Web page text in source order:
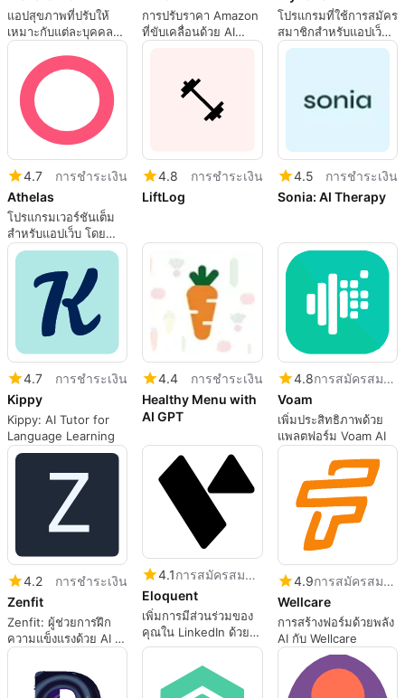
แอปสุขภาพที่ปรับให้
เหมาะกับแต่ละบุคคล
สำหรับการใช้ชีวิตที่มี
สุขภาพดีในระยะยาว
การปรับราคา Amazon
ที่ขับเคลื่อนด้วย AI
ทำได้ง่าย
โปรแกรมที่ใช้การสมัคร
สมาชิกสำหรับแอปเว็บ
โดย myzone.
4.7
การชำระเงิน
Athelas
โปรแกรมเวอร์ชันเต็ม
สำหรับแอปเว็บ โดย
athelas.
4.8
การชำระเงิน
LiftLog
4.5
การชำระเงิน
Sonia: AI Therapy
4.7
การชำระเงิน
Kippy
Kippy: AI Tutor for
Language Learning
4.4
การชำระเงิน
Healthy Menu with
AI GPT
4.8
การสมัครสมาชิก
Voam
เพิ่มประสิทธิภาพด้วย
แพลตฟอร์ม Voam AI
4.2
การชำระเงิน
Zenfit
Zenfit: ผู้ช่วยการฝึก
ความแข็งแรงด้วย AI ที่
ปรับให้เหมาะกับคุณ
4.1
การสมัครสมาชิก
Eloquent
เพิ่มการมีส่วนร่วมของ
คุณใน LinkedIn ด้วย
Eloquent
4.9
การสมัครสมาชิก
Wellcare
การสร้างฟอร์มด้วยพลัง
AI กับ Wellcare